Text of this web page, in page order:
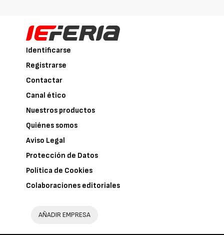
Identificarse
Registrarse
Contactar
Canal ético
Nuestros productos
Quiénes somos
Aviso Legal
Protección de Datos
Política de Cookies
Colaboraciones editoriales
AÑADIR EMPRESA